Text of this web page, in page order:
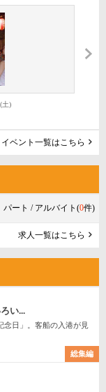
土)
日)
土)
イベント一覧はこちら
パート / アルバイト(0件)
求人一覧はこちら
い...
念日」。客船の入港が見
総集編